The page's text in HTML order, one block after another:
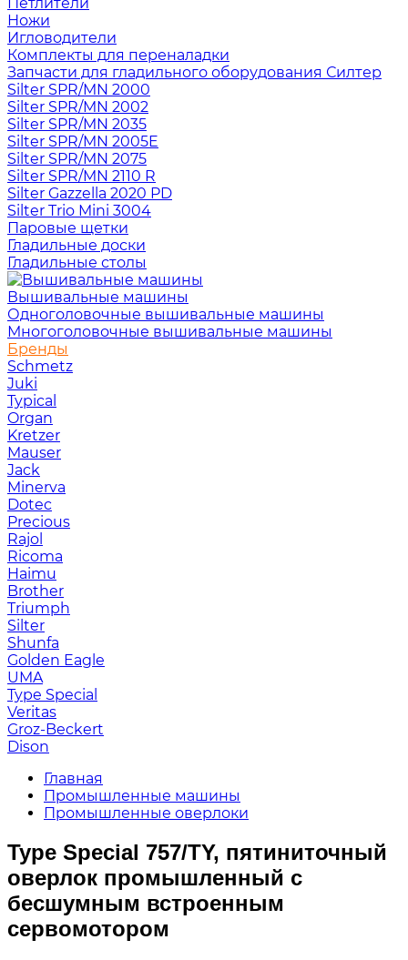
Ножи
Игловодители
Комплекты для переналадки
Запчасти для гладильного оборудования Силтер
Silter SPR/MN 2000
Silter SPR/MN 2002
Silter SPR/MN 2035
Silter SPR/MN 2005E
Silter SPR/MN 2075
Silter SPR/MN 2110 R
Silter Gazzella 2020 PD
Silter Trio Mini 3004
Паровые щетки
Гладильные доски
Гладильные столы
Вышивальные машины
Одноголовочные вышивальные машины
Многоголовочные вышивальные машины
Бренды
Schmetz
Juki
Typical
Organ
Kretzer
Mauser
Jack
Minerva
Dotec
Precious
Rajol
Ricoma
Haimu
Brother
Triumph
Silter
Shunfa
Golden Eagle
UMA
Type Special
Veritas
Groz-Beckert
Dison
Главная
Промышленные машины
Промышленные оверлоки
Type Special 757/TY, пятиниточный
оверлок промышленный с
бесшумным встроенным
сервомотором